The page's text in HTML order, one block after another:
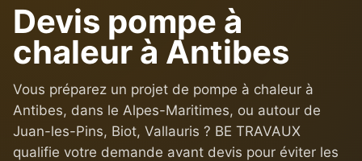
Devis pompe à
chaleur à Antibes
Vous préparez un projet de pompe à chaleur à
Antibes, dans le Alpes-Maritimes, ou autour de
Juan-les-Pins, Biot, Vallauris ? BE TRAVAUX
qualifie votre demande avant devis pour éviter les